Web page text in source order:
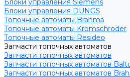
Блоки управления Siemens
Блоки управления DUNGS
Топочные автоматы Brahma
Топочные автоматы Kromschroder
Топочные автоматы Resideo
Запчасти топочных автоматов
Запчасти топочных автоматов
Запчасти топочных автоматов
Запчасти топочных автоматов